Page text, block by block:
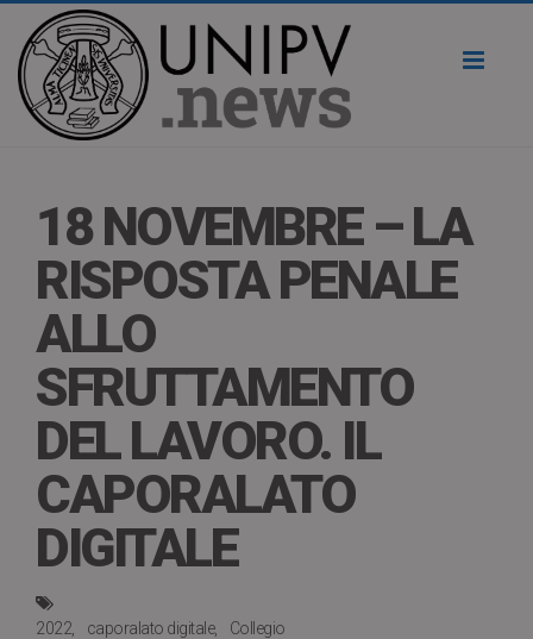
18 NOVEMBRE – LA
RISPOSTA PENALE
ALLO
SFRUTTAMENTO
DEL LAVORO. IL
CAPORALATO
DIGITALE
2022 caporalato digitale
Collegio